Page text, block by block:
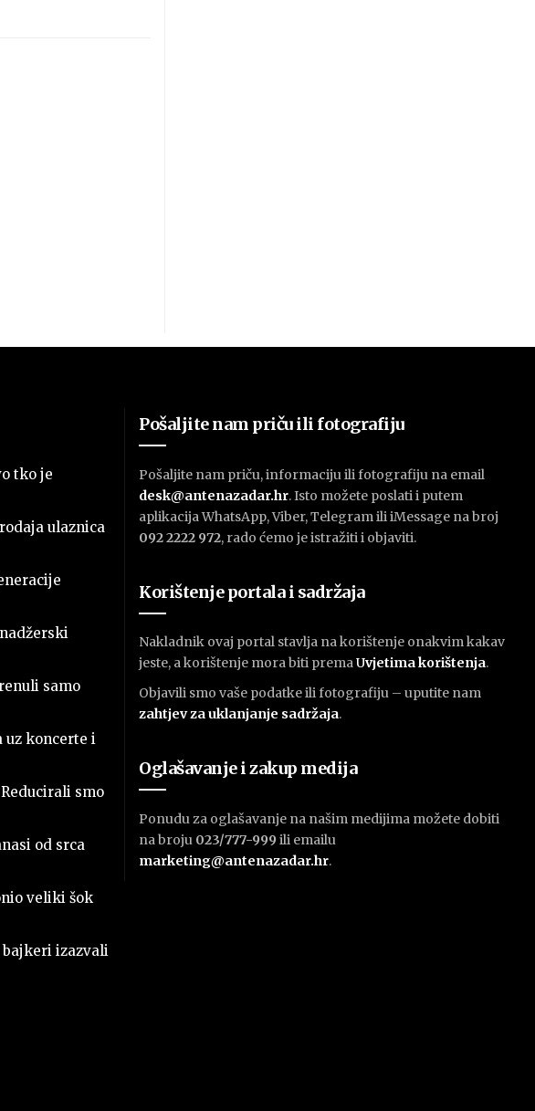
tko je
ulaznica
samo
uz koncerte i
Reducirali smo
od srca
veliki šok
bajkeri izazvali
Pošaljite nam priču ili fotografiju
Pošaljite nam priču, informaciju ili fotografiju na email
desk@antenazadar.hr. Isto možete poslati i putem
aplikacija WhatsApp, Viber, Telegram ili iMessage na broj
092 2222 972, rado ćemo je istražiti i objaviti.
Korištenje portala i sadržaja
Nakladnik ovaj portal stavlja na korištenje onakvim kakav
jeste, a korištenje mora biti premaUvjetima korištenja.
Objavili smo vaše podatke ili fotografiju – uputite nam
zahtjev za uklanjanje sadržaja.
Oglašavanje i zakup medija
Ponudu za oglašavanje na našim medijima možete dobiti
na broju 023/777-999 ili emailu
marketing@antenazadar.hr.